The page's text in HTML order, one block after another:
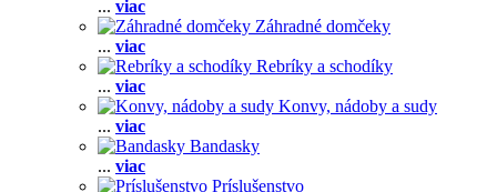
... viac
Záhradné domčeky
... viac
Rebríky a schodíky
... viac
Konvy, nádoby a sudy
... viac
Bandasky
... viac
Príslušenstvo